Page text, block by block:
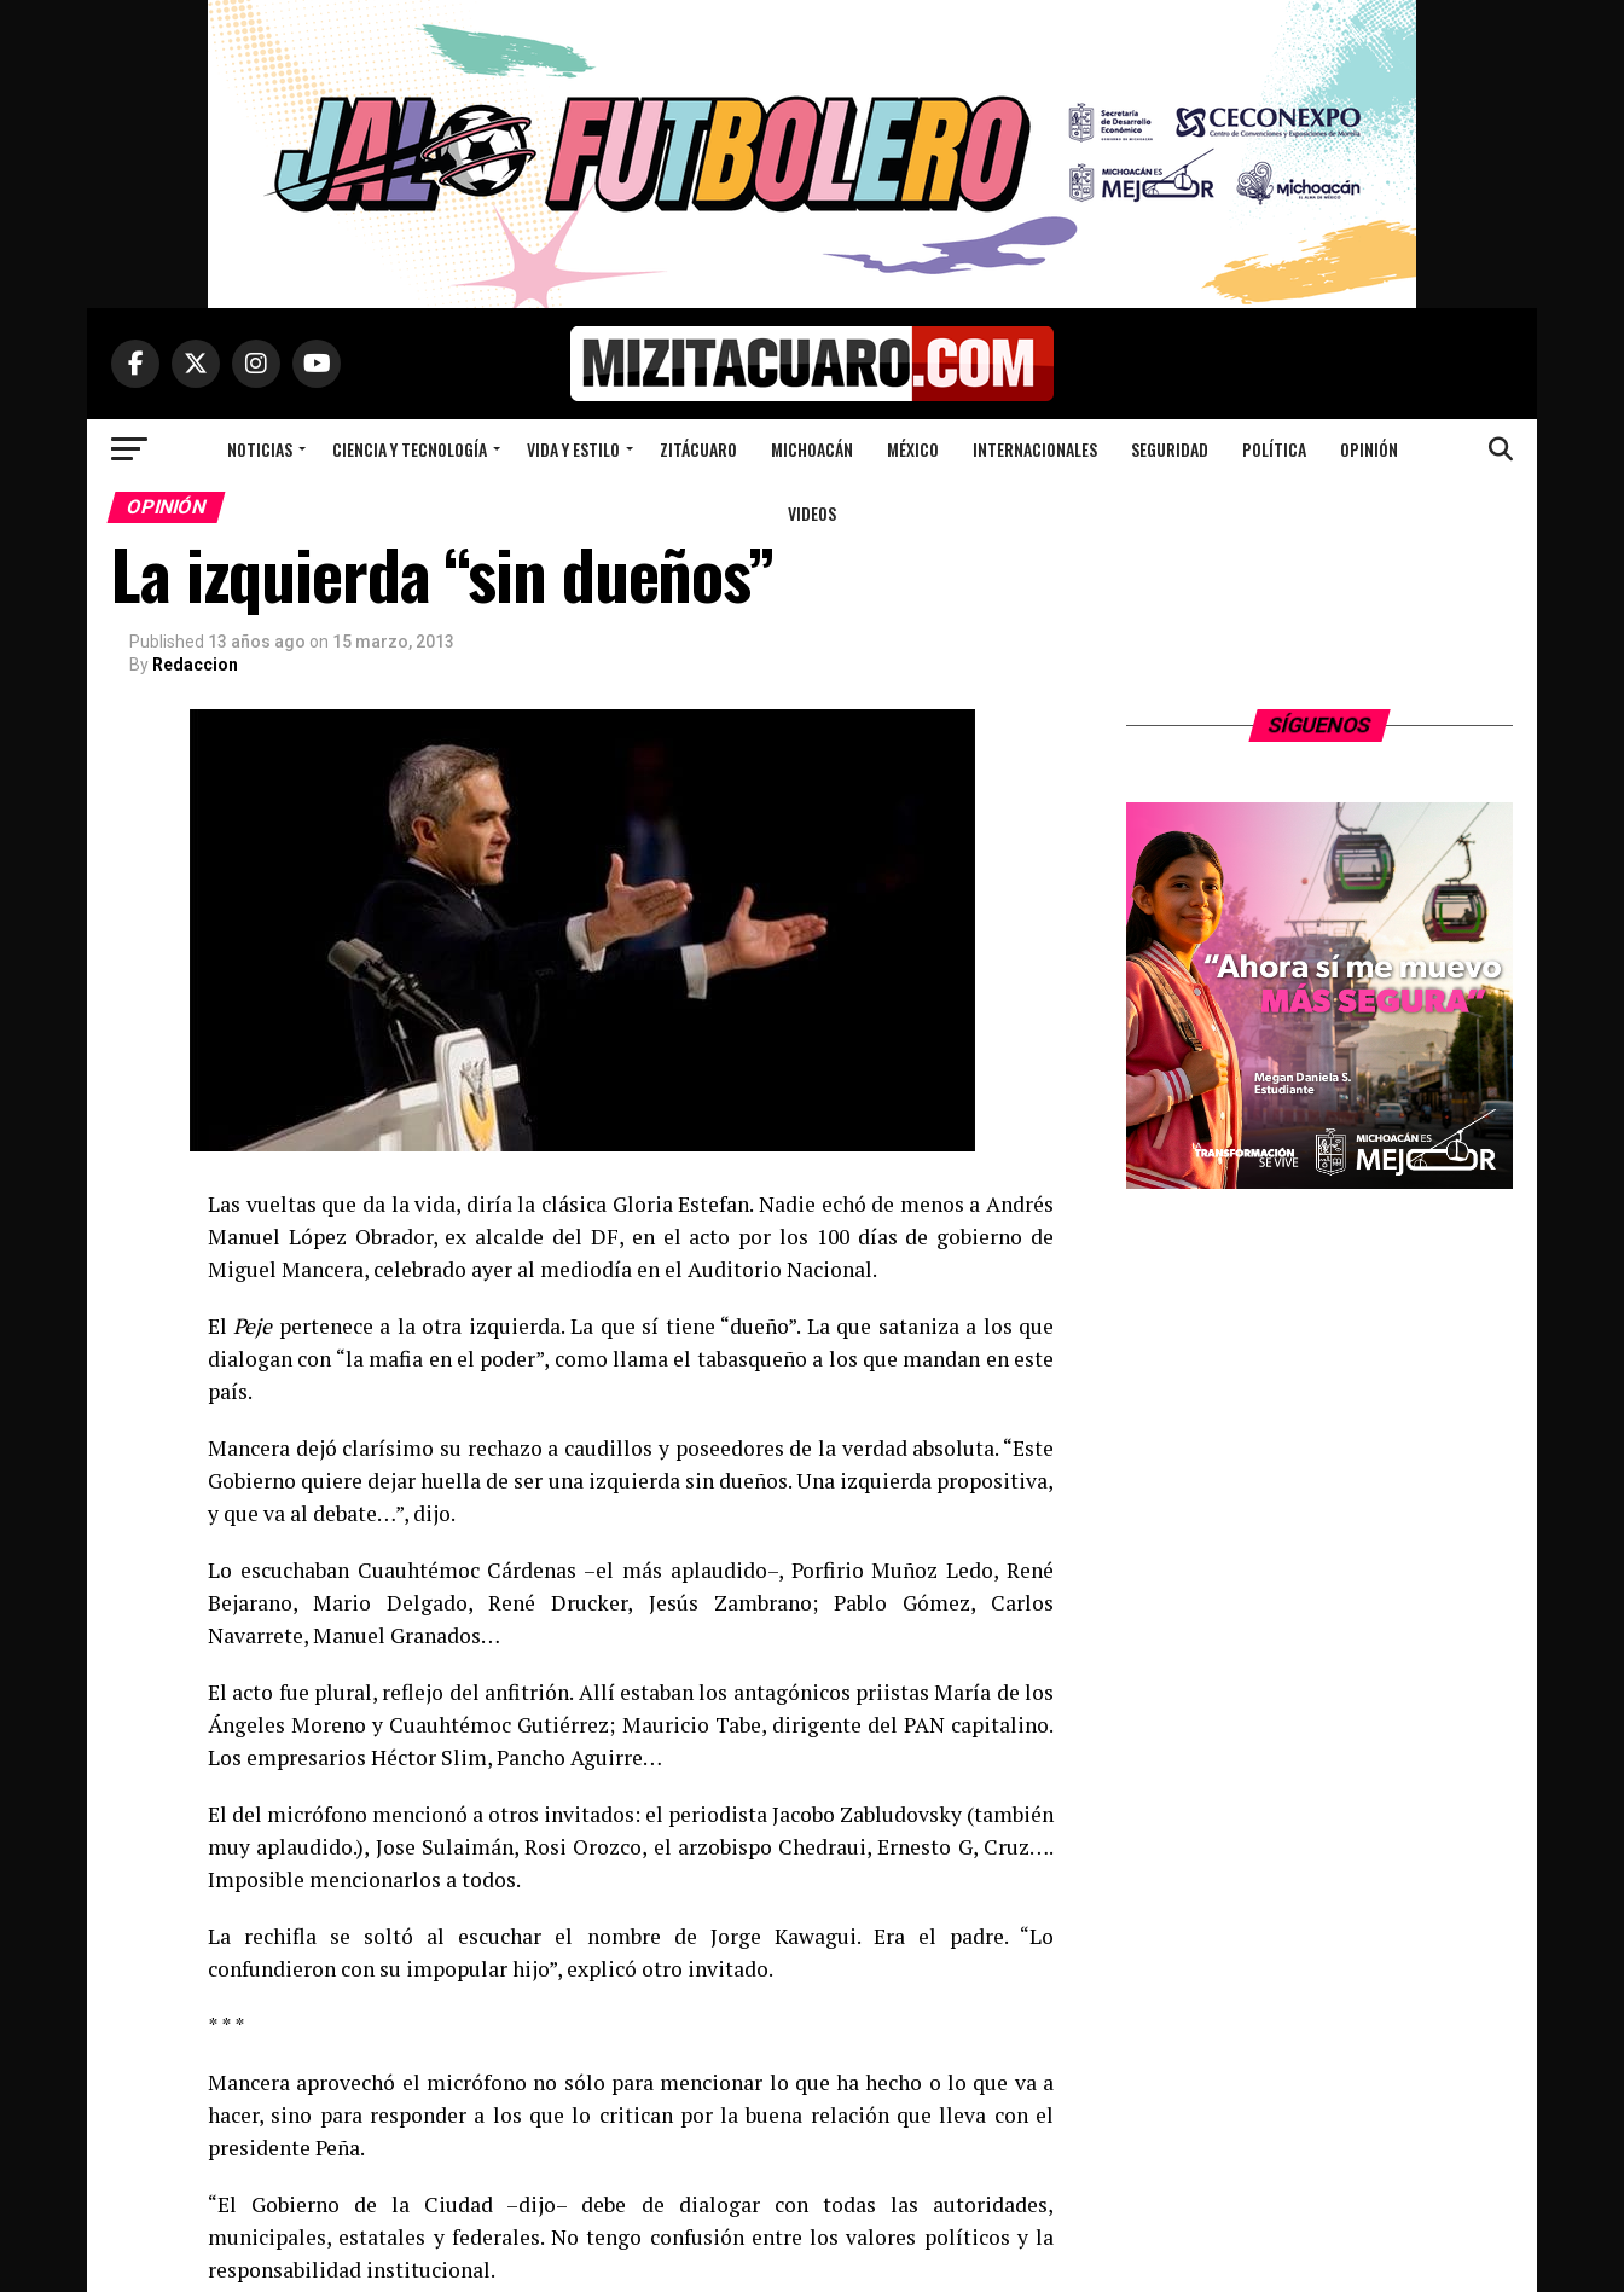
NOTICIAS CIENCIA Y TECNOLOGÍA VIDA Y ESTILO ZITÁCUARO MICHOACÁN MÉXICO INTERNACIONALES SEGURIDAD POLÍTICA OPINIÓN
VIDEOS
OPINIÓN
La izquierda “sin dueños”
Published 13 años ago on 15 marzo, 2013
By Redaccion
Las vueltas que da la vida, diría la clásica Gloria Estefan. Nadie echó de menos a Andrés
Manuel López Obrador, ex alcalde del DF, en el acto por los 100 días de gobierno de
Miguel Mancera, celebrado ayer al mediodía en el Auditorio Nacional.
ElPejepertenece a la otra izquierda. La que sí tiene “dueño”. La que sataniza a los que
dialogan con “la mafia en el poder”, como llama el tabasqueño a los que mandan en este
país.
Mancera dejó clarísimo su rechazo a caudillos y poseedores de la verdad absoluta. “Este
Gobierno quiere dejar huella de ser una izquierda sin dueños. Una izquierda propositiva,
y que va al debate…”, dijo.
Lo escuchaban Cuauhtémoc Cárdenas –el más aplaudido–, Porfirio Muñoz Ledo, René
Bejarano, Mario Delgado, René Drucker, Jesús Zambrano; Pablo Gómez, Carlos
Navarrete, Manuel Granados…
El acto fue plural, reflejo del anfitrión. Allí estaban los antagónicos priistas María de los
Ángeles Moreno y Cuauhtémoc Gutiérrez; Mauricio Tabe, dirigente del PAN capitalino.
Los empresarios Héctor Slim, Pancho Aguirre…
El del micrófono mencionó a otros invitados: el periodista Jacobo Zabludovsky (también
muy aplaudido.), Jose Sulaimán, Rosi Orozco, el arzobispo Chedraui, Ernesto G, Cruz….
Imposible mencionarlos a todos.
La rechifla se soltó al escuchar el nombre de Jorge Kawagui. Era el padre. “Lo
confundieron con su impopular hijo”, explicó otro invitado.
* * *
Mancera aprovechó el micrófono no sólo para mencionar lo que ha hecho o lo que va a
hacer, sino para responder a los que lo critican por la buena relación que lleva con el
presidente Peña.
“El Gobierno de la Ciudad –dijo– debe de dialogar con todas las autoridades,
municipales, estatales y federales. No tengo confusión entre los valores políticos y la
responsabilidad institucional.
SÍGUENOS